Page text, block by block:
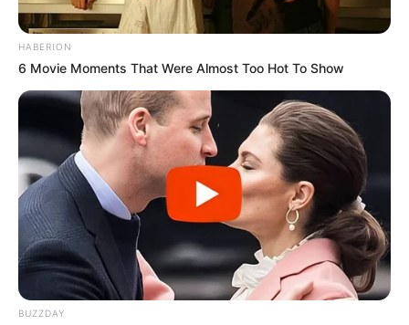
HABERION
6 Movie Moments That Were Almost Too Hot To Show
BUZZDAY